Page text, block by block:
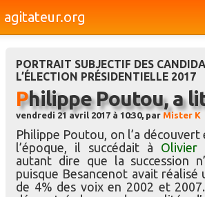
agitateur.org
Bourges & le Cher
Société
Médias
Dossiers
PORTRAIT SUBJECTIF DES
L’ÉLECTION PRÉSIDENTIELLE 2017
Philippe Poutou, a
vendredi 21 avril 2017 à 10:30, par Mister K
Philippe Poutou, on l’a découvert
l’époque, il succédait à Olivier
autant dire que la succession
puisque Besancenot avait réalisé
de 4% des voix en 2002 et